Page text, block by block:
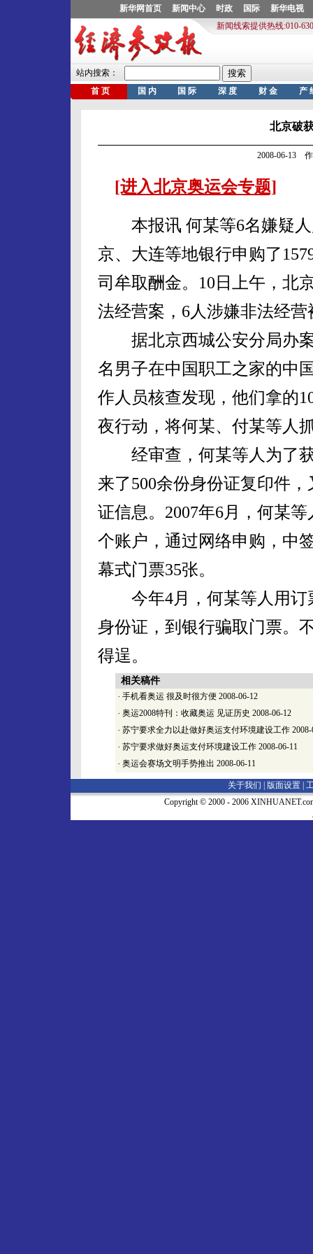
北京破
2008-06-13
[进入北京奥运会专题]
本报讯 何某等6名嫌疑人
京、大连等地银行申购了
司牟取酬金。10日上午，北
法经营案，6人涉嫌非法经营
据北京西城公安分局办案
名男子在中国职工之家的中
作人员核查发现，他们拿的
夜行动，将何某、付某等人
经审查，何某等人为了获
来了500余份身份证复印件
证信息。2007年6月，何某
个账户，通过网络申购，中
幕式门票35张。
今年4月，何某等人用订
身份证，到银行骗取门票。
得逞。
相关稿件
· 手机看奥运 很及时很方便 2008-06-12
· 奥运2008特刊：收藏奥运 见证历史 2008-06-12
· 苏宁要求全力以赴做好奥运支付环境建设工作
· 苏宁要求做好奥运支付环境建设工作 2008-06-11
· 奥运会赛场文明手势推出 2008-06-11
关于我们 | 版面设置
Copyright © 2000 - 2006